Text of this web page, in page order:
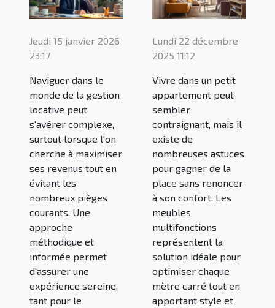
Jeudi 15 janvier 2026
23:17
Naviguer dans le
monde de la gestion
locative peut
s'avérer complexe,
surtout lorsque l'on
cherche à maximiser
ses revenus tout en
évitant les
nombreux pièges
courants. Une
approche
méthodique et
informée permet
d'assurer une
expérience sereine,
tant pour le
Lundi 22 décembre
2025 11:12
Vivre dans un petit
appartement peut
sembler
contraignant, mais il
existe de
nombreuses astuces
pour gagner de la
place sans renoncer
à son confort. Les
meubles
multifonctions
représentent la
solution idéale pour
optimiser chaque
mètre carré tout en
apportant style et